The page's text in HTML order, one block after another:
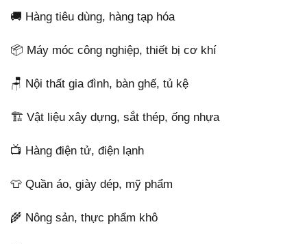
🚚 Hàng tiêu dùng, hàng tạp hóa
📦 Máy móc công nghiệp, thiết bị cơ khí
🪑 Nội thất gia đình, bàn ghế, tủ kệ
🏗️ Vật liệu xây dựng, sắt thép, ống nhựa
📺 Hàng điện tử, điện lạnh
👕 Quần áo, giày dép, mỹ phẩm
🌾 Nông sản, thực phẩm khô